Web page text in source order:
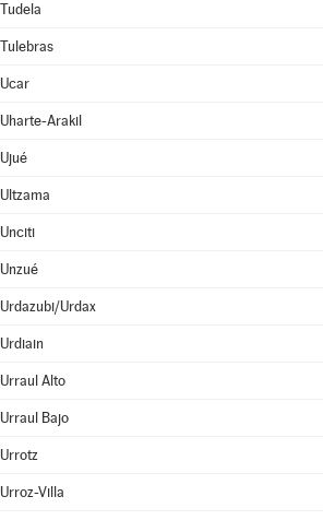
Tudela
Tulebras
Ucar
Uharte-Arakil
Ujué
Ultzama
Unciti
Unzué
Urdazubi/Urdax
Urdiain
Urraul Alto
Urraul Bajo
Urrotz
Urroz-Villa